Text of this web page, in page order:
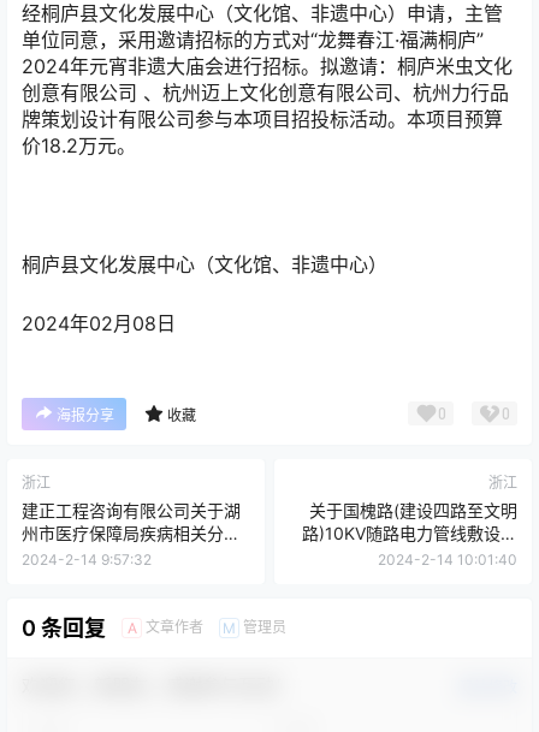
经桐庐县文化发展中心（文化馆、非遗中心）申请，主管
单位同意，采用邀请招标的方式对“龙舞春江·福满桐庐”
2024年元宵非遗大庙会进行招标。拟邀请：桐庐米虫文化
创意有限公司 、杭州迈上文化创意有限公司、杭州力行品
牌策划设计有限公司参与本项目招投标活动。本项目预算
价18.2万元。
桐庐县文化发展中心（文化馆、非遗中心）
2024年02月08日
海报分享 收藏 0 0
浙江
建正工程咨询有限公司关于湖
州市医疗保障局疾病相关分组
（DRGS）结合点数法医保支
2024-2-14 9:57:32
浙江
关于国槐路(建设四路至文明
路)10KV随路电力管线敷设工
程）的变更公告
2024-2-14 10:01:40
0 条回复 A 文章作者 M 管理员